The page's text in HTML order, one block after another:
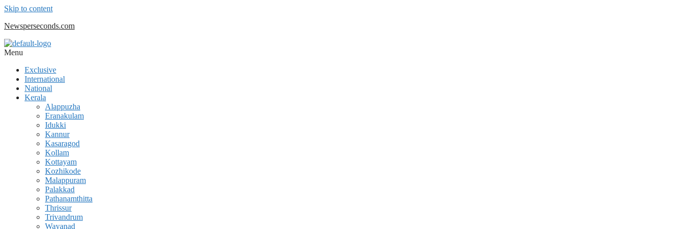
Skip to content
Newsperseconds.com
Menu
Exclusive
International
National
Kerala
Alappuzha
Eranakulam
Idukki
Kannur
Kasaragod
Kollam
Kottayam
Kozhikode
Malappuram
Palakkad
Pathanamthitta
Thrissur
Trivandrum
Wayanad